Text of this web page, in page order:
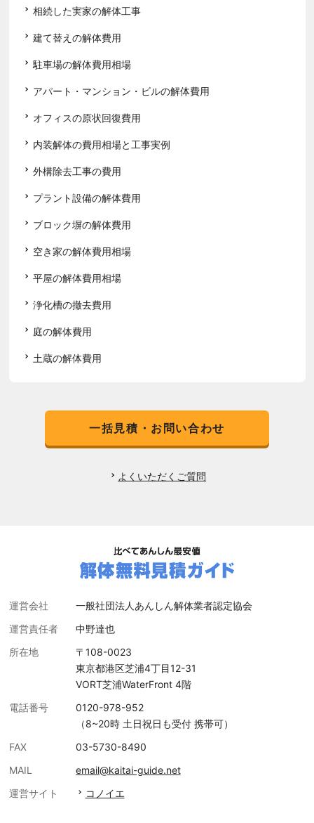
相続した実家の解体工事
建て替えの解体費用
駐車場の解体費用相場
アパート・マンション・ビルの解体費用
オフィスの原状回復費用
内装解体の費用相場と工事実例
外構除去工事の費用
プラント設備の解体費用
ブロック塀の解体費用
空き家の解体費用相場
平屋の解体費用相場
浄化槽の撤去費用
庭の解体費用
土蔵の解体費用
一括見積・お問い合わせ
よくいただくご質問
運営会社
一般社団法人あんしん解体業者認定協会
運営責任者
中野達也
所在地
〒108-0023
東京都港区芝浦4丁目12-31
VORT芝浦WaterFront 4階
電話番号
0120-978-952
（8~20時 土日祝日も受付 携帯可）
FAX
03-5730-8490
MAIL
email@kaitai-guide.net
運営サイト
コノイエ